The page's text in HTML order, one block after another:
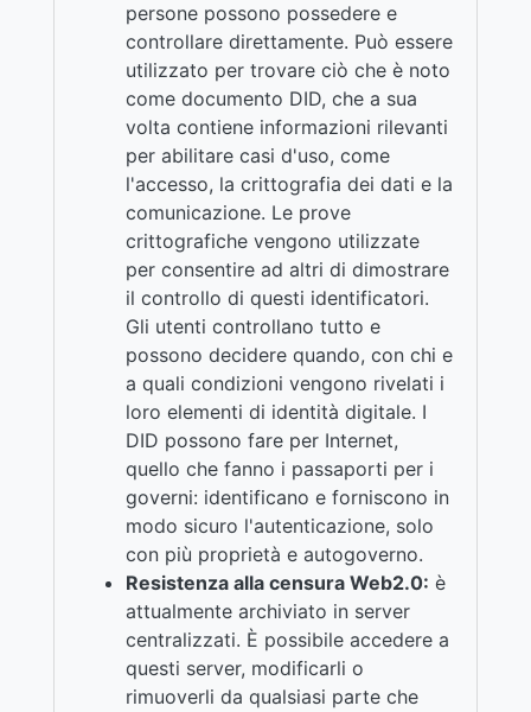
persone possono possedere e
controllare direttamente. Può essere
utilizzato per trovare ciò che è noto
come documento DID, che a sua
volta contiene informazioni rilevanti
per abilitare casi d'uso, come
l'accesso, la crittografia dei dati e la
comunicazione. Le prove
crittografiche vengono utilizzate
per consentire ad altri di dimostrare
il controllo di questi identificatori.
Gli utenti controllano tutto e
possono decidere quando, con chi e
a quali condizioni vengono rivelati i
loro elementi di identità digitale. I
DID possono fare per Internet,
quello che fanno i passaporti per i
governi: identificano e forniscono in
modo sicuro l'autenticazione, solo
con più proprietà e autogoverno.
Resistenza alla censura Web2.0: è
attualmente archiviato in server
centralizzati. È possibile accedere a
questi server, modificarli o
rimuoverli da qualsiasi parte che